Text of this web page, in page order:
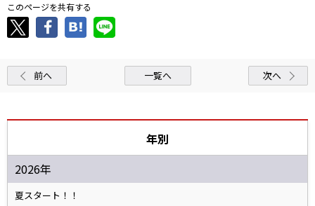
このページを共有する
前へ 一覧へ 次へ
年別
2026年
夏スタート！！